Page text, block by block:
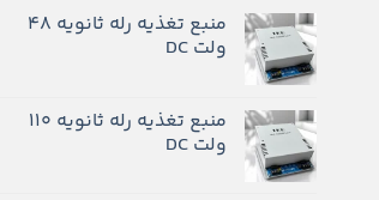
منبع تغذیه رله ثانویه 48
ولت DC
منبع تغذیه رله ثانویه ۱۱۰
ولت DC